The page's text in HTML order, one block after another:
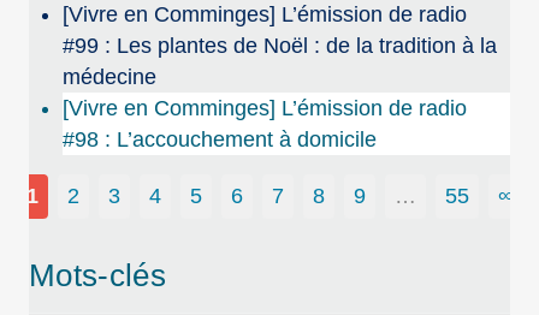
[Vivre en Comminges] L’émission de radio
#99 : Les plantes de Noël : de la tradition à la
médecine
[Vivre en Comminges] L’émission de radio
#98 : L’accouchement à domicile
1 2 3 4 5 6 7 8 9 … 55 ∞
Mots-clés